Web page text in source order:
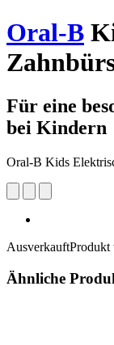
Oral-B
Für eine
bei Kindern
Oral-B Kids
AusverkauftProdukt
Ähnliche